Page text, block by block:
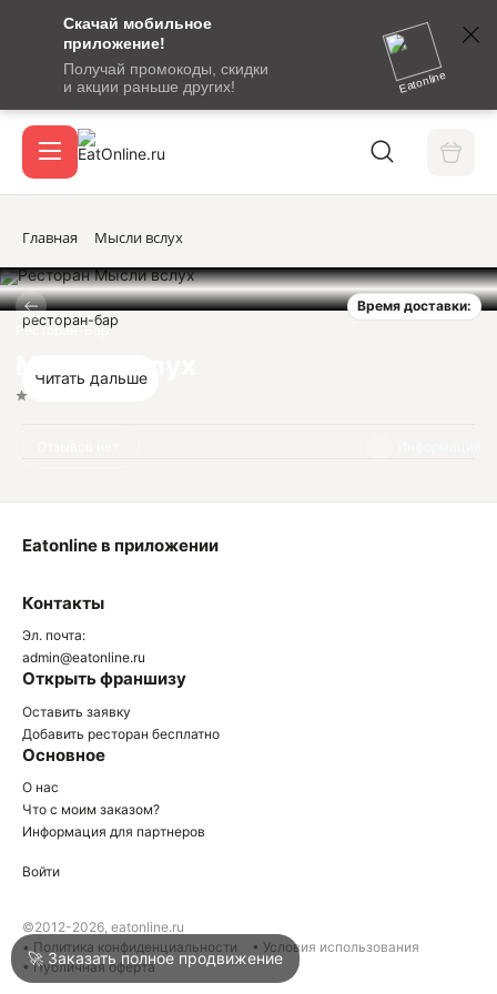
Скачай мобильное
приложение!
Получай промокоды, скидки
и акции раньше других!
Eatonline
сообщение
кодом
подтверждения
Вход / регистрация
Акции
Войти
Написать в техподдержку
Главная Мысли вслух
Время доставки:
Ресторан-Бар
ресторан-бар
Читать дальше
Контакты
Эл. почта:
admin@eatonline.ru
Открыть франшизу
Оставить заявку
Добавить ресторан бесплатно
Основное
О нас
Что с моим заказом?
Информация для партнеров
Eatonline в приложении
Войти
©2012-2026, eatonline.ru
• Политика конфиденциальности
• Условия использования
• Публичная оферта
🚀 Заказать полное продвижение